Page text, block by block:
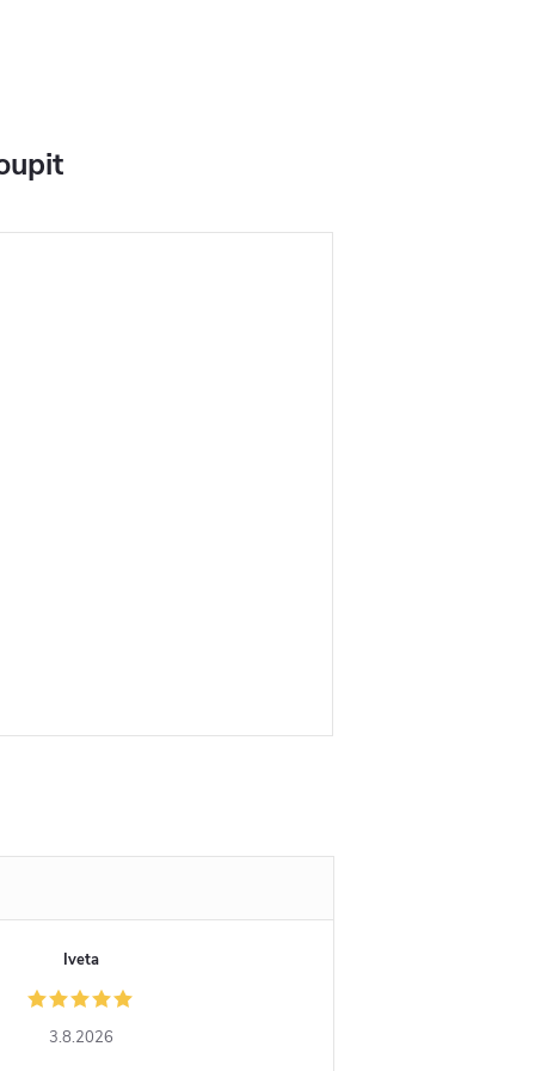
Iveta
3.8.2026